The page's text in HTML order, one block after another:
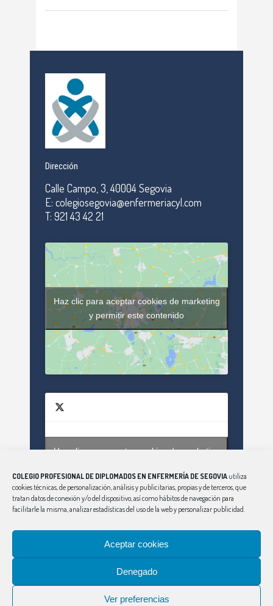
COLEGIO PROFESIONAL DE DIPLOMADOS EN ENFERMERÍA DE SEGOVIA utiliza
cookies técnicas, de personalización, análisis y publicitarias, propias y de terceros, que
tratan datos de conexión y/o del dispositivo, así como hábitos de navegación para
facilitarle la misma, analizar estadísticas del uso de la web y personalizar publicidad.
Aceptar cookies
Denegado
Ver preferencias
Dirección
Calle Campo, 3, 40004 Segovia
E: colegiosegovia@enfermeriacyl.com
T: 921 43 42 21
Haz clic para aceptar cookies de marketing
y permitir este contenido
Haz clic para aceptar cookies de marketing
BURGOS